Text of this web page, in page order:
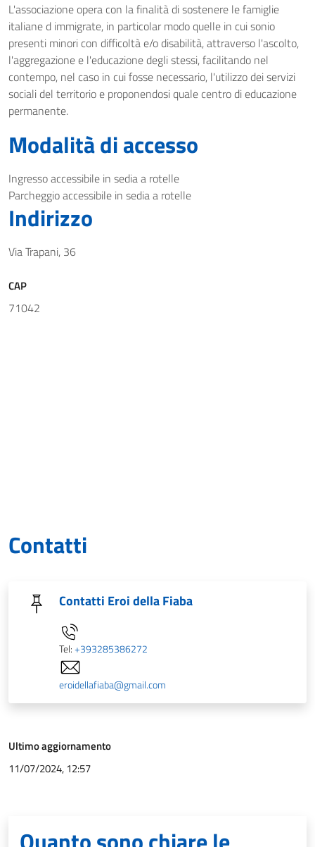
L'associazione opera con la finalità di sostenere le famiglie
italiane d immigrate, in particolar modo quelle in cui sonio
presenti minori con difficoltà e/o disabilità, attraverso l'ascolto,
l'aggregazione e l'educazione degli stessi, facilitando nel
contempo, nel caso in cui fosse necessario, l'utilizzo dei servizi
sociali del territorio e proponendosi quale centro di educazione
permanente.
Modalità di accesso
Ingresso accessibile in sedia a rotelle
Parcheggio accessibile in sedia a rotelle
Indirizzo
Via Trapani, 36
CAP
71042
Contatti
Contatti Eroi della Fiaba
Tel:+393285386272
eroidellafiaba@gmail.com
Ultimo aggiornamento
11/07/2024, 12:57